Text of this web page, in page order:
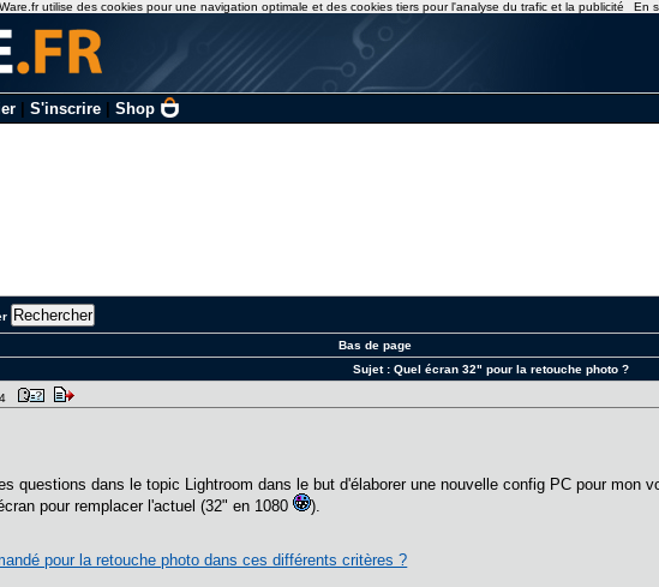
| S'inscrire| Shop
Bas de page
Sujet : Quel écran 32" pour la retouche photo ?
questions dans le topic Lightroom dans le but d'élaborer une nouvelle config PC pour
pour remplacer l'actuel (32" en 1080
).
pour la retouche photo dans ces différents critères ?
utilise des cookies pour une navigation optimale et des cookies tiers pour l'analyse du trafic et la publicité En